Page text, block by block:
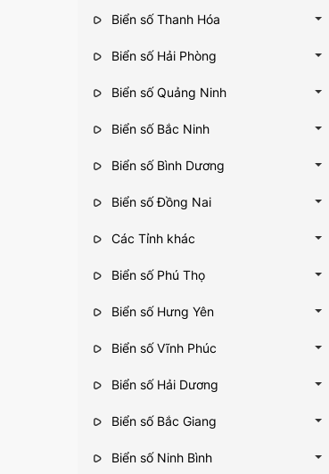
Biển số Thanh Hóa
Biển số Hải Phòng
Biển số Quảng Ninh
Biển số Bắc Ninh
Biển số Bình Dương
Biển số Đồng Nai
Các Tỉnh khác
Biển số Phú Thọ
Biển số Hưng Yên
Biển số Vĩnh Phúc
Biển số Hải Dương
Biển số Bắc Giang
Biển số Ninh Bình